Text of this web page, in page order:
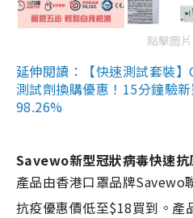
點擊圖
延伸閱讀：【快速測試套裝
測試劑換購優惠！15分鐘驗
98.26%
Savewo新型冠狀病毒快速抗
產品由香港口罩品牌Savewo
抗疫優惠價低至$18買到。產